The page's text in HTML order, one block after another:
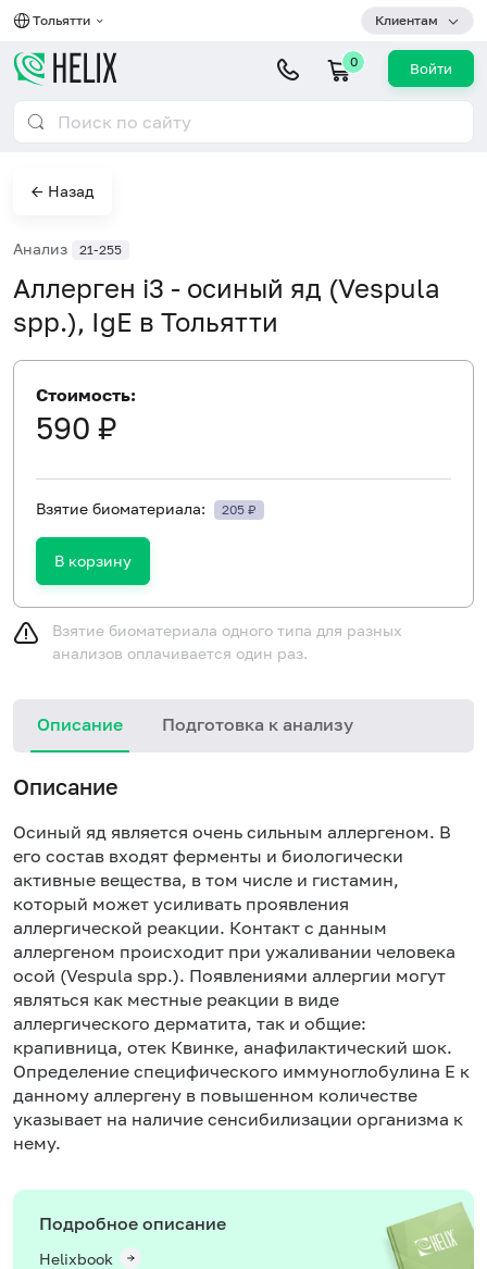
Тольятти Клиентам
0 Войти
← Назад
Анализ 21-255
Аллерген i3 - осиный яд (Vespula
spp.), IgE в Тольятти
Стоимость:
590 ₽
Взятие биоматериала: 205 ₽
В корзину
Взятие биоматериала одного типа для разных
анализов оплачивается один раз.
Описание Подготовка к анализу
Описание
Осиный яд является очень сильным аллергеном. В
его состав входят ферменты и биологически
активные вещества, в том числе и гистамин,
который может усиливать проявления
аллергической реакции. Контакт с данным
аллергеном происходит при ужаливании человека
осой (Vespula spp.). Появлениями аллергии могут
являться как местные реакции в виде
аллергического дерматита, так и общие:
крапивница, отек Квинке, анафилактический шок.
Определение специфического иммуноглобулина Е к
данному аллергену в повышенном количестве
указывает на наличие сенсибилизации организма к
нему.
Подробное описание
Helixbook